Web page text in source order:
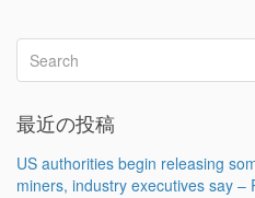
最近の投稿
US authorities begin releasing
miners, industry executives say –